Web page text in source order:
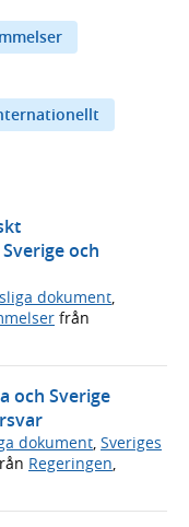
och
dokument,
från
och Sverige
dokument Sveriges
Regeringen